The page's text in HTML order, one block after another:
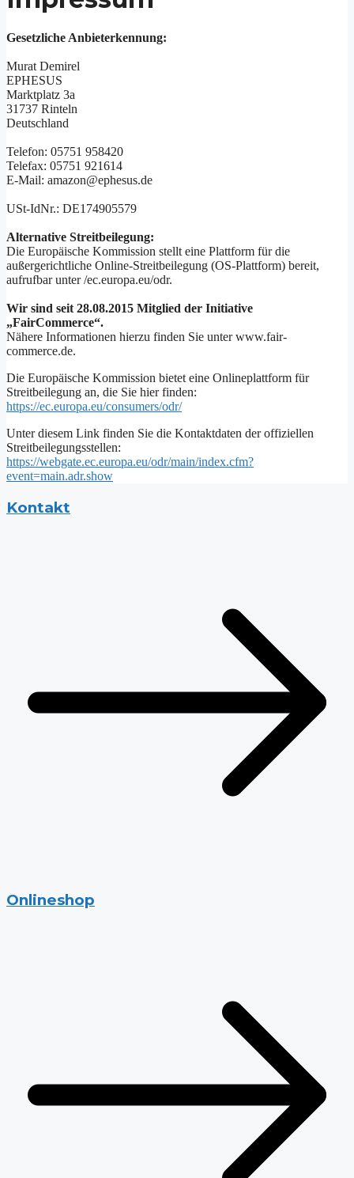
Gesetzliche Anbieterkennung:
Murat Demirel
EPHESUS
Marktplatz 3a
31737 Rinteln
Deutschland
Telefon: 05751 958420
Telefax: 05751 921614
E-Mail: amazon@ephesus.de
USt-IdNr.: DE174905579
Alternative Streitbeilegung:
Die Europäische Kommission stellt eine Plattform für die
außergerichtliche Online-Streitbeilegung (OS-Plattform) bereit,
aufrufbar unter /ec.europa.eu/odr.
Wir sind seit 28.08.2015 Mitglied der Initiative
„FairCommerce“.
Nähere Informationen hierzu finden Sie unter www.fair-
commerce.de.
Die Europäische Kommission bietet eine Onlineplattform für
Streitbeilegung an, die Sie hier finden:
https://ec.europa.eu/consumers/odr/
Unter diesem Link finden Sie die Kontaktdaten der offiziellen
Streitbeilegungsstellen:
https://webgate.ec.europa.eu/odr/main/index.cfm?
event=main.adr.show
Kontakt
Onlineshop